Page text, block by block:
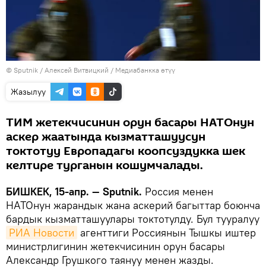
© Sputnik / Алексей Витвицкий / Медиабанкка өтүү
Жазылуу
ТИМ жетекчисинин орун басары НАТОнун
аскер жаатында кызматташуусун
токтотуу Европадагы коопсуздукка шек
келтире турганын кошумчалады.
БИШКЕК, 15-апр. — Sputnik. Россия менен
НАТОнун жарандык жана аскерий багыттар боюнча
бардык кызматташуулары токтотулду. Бул тууралуу
РИА Новости агенттиги Россиянын Тышкы иштер
министрлигинин жетекчисинин орун басары
Александр Грушкого таянуу менен жазды.